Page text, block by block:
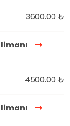
3600.00 ₺
4500.00 ₺